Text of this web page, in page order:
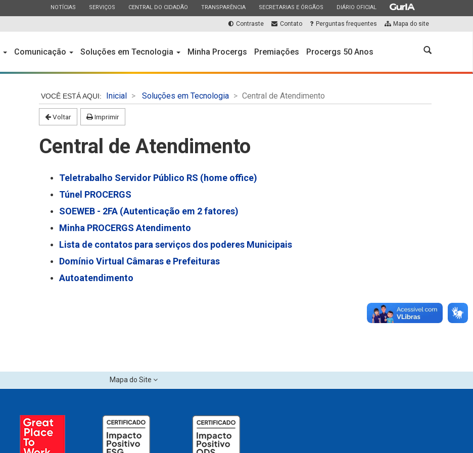
ESTADO
NOTÍCIAS ESTADO
SERVIÇOS ESTADO
CENTRAL DO CIDADÃO ESTADO
TRANSPARÊNCIA ESTADO
SECRETARIAS E ÓRGÃOS ESTADO
DIÁRIO OFICIAL ESTADO
Contraste Contato Perguntas frequentes Mapa do site
Abrir
busca
Comunicação Soluções em Tecnologia Minha Procergs Premiações Procergs 50 Anos
Inicial Soluções em Tecnologia Central de Atendimento
Voltar Imprimir
Central de Atendimento
Teletrabalho Servidor Público RS (home office)
Túnel PROCERGS
SOEWEB - 2FA (Autenticação em 2 fatores)
Minha PROCERGS Atendimento
Lista de contatos para serviços dos poderes Municipais
Domínio Virtual Câmaras e Prefeituras
Autoatendimento
Mapa do Site